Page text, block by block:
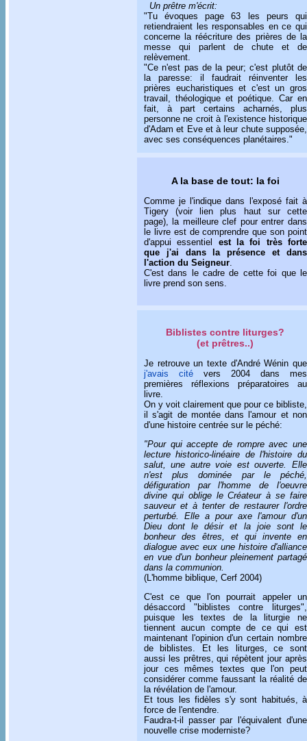
Un prêtre m'écrit:
"Tu évoques page 63 les peurs qui
retiendraient les responsables en ce qui
concerne la réécriture des prières de la
messe qui parlent de chute et de
relèvement.
"Ce n'est pas de la peur; c'est plutôt de
la paresse: il faudrait réinventer les
prières eucharistiques et c'est un gros
travail, théologique et poétique. Car en
fait, à part certains acharnés, plus
personne ne croit à l'existence historique
d'Adam et Eve et à leur chute supposée,
avec ses conséquences planétaires."
A la base de tout: la foi
Comme je l'indique dans l'exposé fait à
Tigery (voir lien plus haut sur cette
page), la meilleure clef pour entrer dans
le livre est de comprendre que son point
d'appui essentiel est la foi très forte
que j'ai dans la présence et dans
l'action du Seigneur.
C'est dans le cadre de cette foi que le
livre prend son sens.
Biblistes contre liturges?
(et prêtres..)
Je retrouve un texte d'André Wénin que
j'avais cité vers 2004 dans mes
premières réflexions préparatoires au
livre.
On y voit clairement que pour ce bibliste,
il s'agit de montée dans l'amour et non
d'une histoire centrée sur le péché:
"Pour qui accepte de rompre avec une
lecture historico-linéaire de l'histoire du
salut, une autre voie est ouverte. Elle
n'est plus dominée par le péché,
défiguration par l'homme de l'oeuvre
divine qui oblige le Créateur à se faire
sauveur et à tenter de restaurer l'ordre
perturbé. Elle a pour axe l'amour d'un
Dieu dont le désir et la joie sont le
bonheur des êtres, et qui invente en
dialogue avec eux une histoire d'alliance
en vue d'un bonheur pleinement partagé
dans la communion.
(L'homme biblique, Cerf 2004)
C'est ce que l'on pourrait appeler un
désaccord "biblistes contre liturges",
puisque les textes de la liturgie ne
tiennent aucun compte de ce qui est
maintenant l'opinion d'un certain nombre
de biblistes. Et les liturges, ce sont
aussi les prêtres, qui répètent jour après
jour ces mêmes textes que l'on peut
considérer comme faussant la réalité de
la révélation de l'amour.
Et tous les fidèles s'y sont habitués, à
force de l'entendre.
Faudra-t-il passer par l'équivalent d'une
nouvelle crise moderniste?